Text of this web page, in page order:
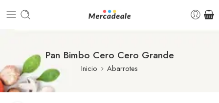
Pan Bimbo Cero Cero Grande
Inicio Abarrotes